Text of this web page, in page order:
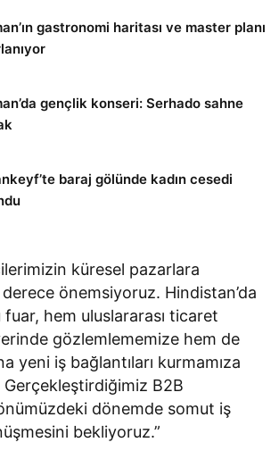
gastronomi haritası ve master planı
gençlik konseri: Serhado sahne
baraj gölünde kadın cesedi
küresel pazarlara
derece önemsiyoruz. Hindistan’da
fuar, hem uluslararası ticaret
gözlemlememize hem de
yeni iş bağlantıları kurmamıza
Gerçekleştirdiğimiz B2B
dönemde somut iş
bekliyoruz.”